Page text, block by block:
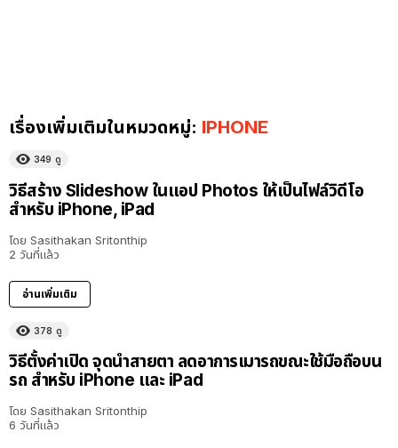
เรื่องเพิ่มเติมในหมวดหมู่: IPHONE
349 ดู
วิธีสร้าง Slideshow ในแอป Photos ให้เป็นไฟล์วิดีโอ
สำหรับ iPhone, iPad
โดย Sasithakan Sritonthip
2 วันที่แล้ว
อ่านเพิ่มเติม
378 ดู
วิธีตั้งค่าเปิด จุดนำสายตา ลดอาการเมารถขณะใช้มือถือบน
รถ สำหรับ iPhone และ iPad
โดย Sasithakan Sritonthip
6 วันที่แล้ว